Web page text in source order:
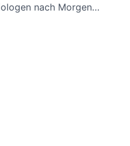
Ich fragte 15 Kardiologen nach Morgenkaffee, ihre Antwort hat mich schockiert